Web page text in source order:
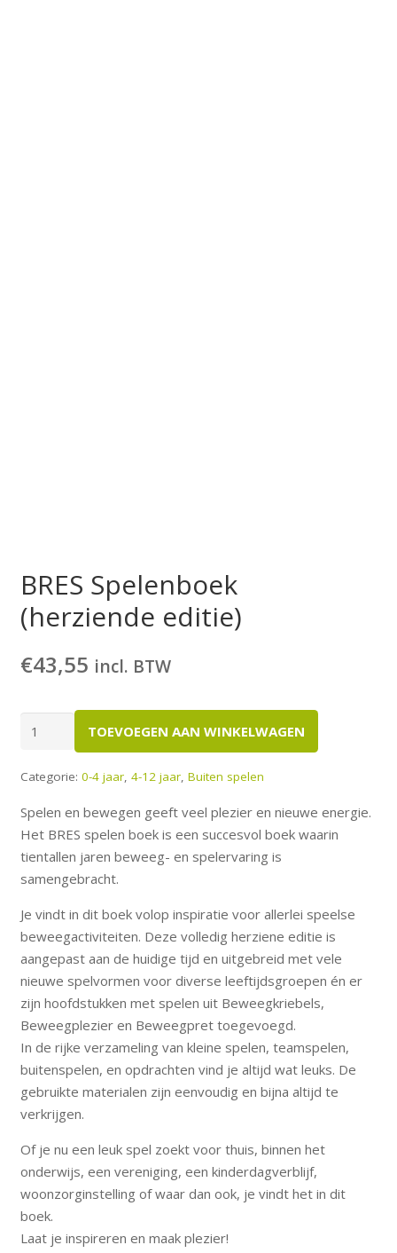
BRES Spelenboek
(herziende editie)
€43,55 incl. BTW
Spelenboek
editie)
aantal
TOEVOEGEN AAN WINKELWAGEN
Categorie: 0-4 jaar, 4-12 jaar, Buiten spelen
Spelen en bewegen geeft veel plezier en nieuwe energie.
Het BRES spelen boek is een succesvol boek waarin
tientallen jaren beweeg- en spelervaring is
samengebracht.
Je vindt in dit boek volop inspiratie voor allerlei speelse
beweegactiviteiten. Deze volledig herziene editie is
aangepast aan de huidige tijd en uitgebreid met vele
nieuwe spelvormen voor diverse leeftijdsgroepen én er
zijn hoofdstukken met spelen uit Beweegkriebels,
Beweegplezier en Beweegpret toegevoegd.
In de rijke verzameling van kleine spelen, teamspelen,
buitenspelen, en opdrachten vind je altijd wat leuks. De
gebruikte materialen zijn eenvoudig en bijna altijd te
verkrijgen.
Of je nu een leuk spel zoekt voor thuis, binnen het
onderwijs, een vereniging, een kinderdagverblijf,
woonzorginstelling of waar dan ook, je vindt het in dit
boek.
Laat je inspireren en maak plezier!